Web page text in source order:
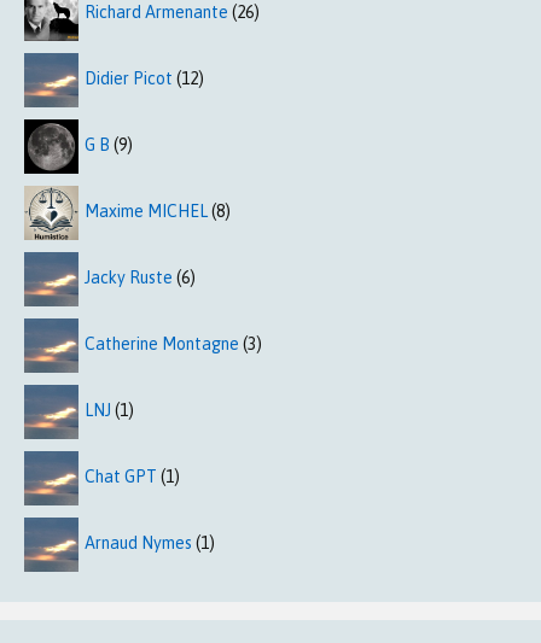
Richard Armenante (26)
Didier Picot (12)
G B (9)
Maxime MICHEL(8)
Jacky Ruste (6)
Catherine Montagne (3)
LNJ (1)
Chat GPT (1)
Arnaud Nymes (1)